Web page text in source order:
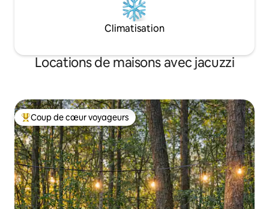
Climatisation
Locations de maisons avec jacuzzi
Coups de cœur voyageurs les plus appréciés
Coup de cœur voyageurs